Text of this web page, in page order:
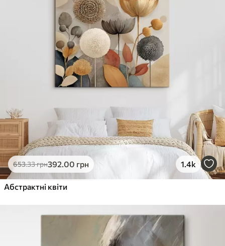
653.33грн392.00 грн 1.4k
Абстрактні квіти